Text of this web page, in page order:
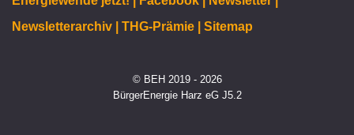
Newsletterarchiv |
THG-Prämie | Sitemap
© BEH 2019 - 2026
BürgerEnergie Harz eG J5.2